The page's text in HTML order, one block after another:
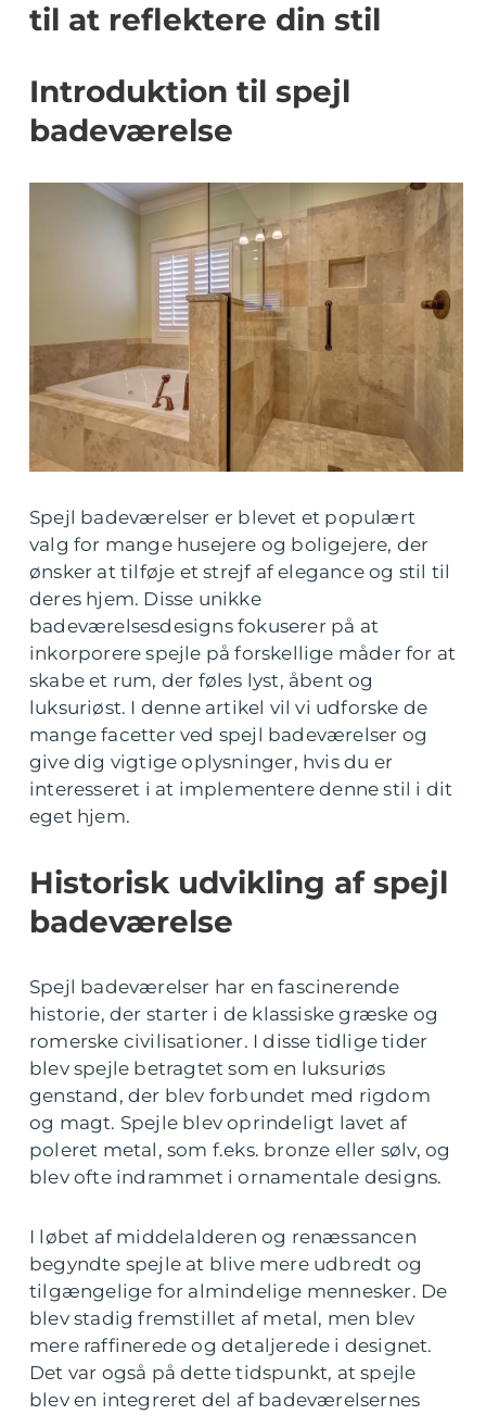
til at reflektere din stil
Introduktion til spejl
badeværelse
Spejl badeværelser er blevet et populært
valg for mange husejere og boligejere, der
ønsker at tilføje et strejf af elegance og stil til
deres hjem. Disse unikke
badeværelsesdesigns fokuserer på at
inkorporere spejle på forskellige måder for at
skabe et rum, der føles lyst, åbent og
luksuriøst. I denne artikel vil vi udforske de
mange facetter ved spejl badeværelser og
give dig vigtige oplysninger, hvis du er
interesseret i at implementere denne stil i dit
eget hjem.
Historisk udvikling af spejl
badeværelse
Spejl badeværelser har en fascinerende
historie, der starter i de klassiske græske og
romerske civilisationer. I disse tidlige tider
blev spejle betragtet som en luksuriøs
genstand, der blev forbundet med rigdom
og magt. Spejle blev oprindeligt lavet af
poleret metal, som f.eks. bronze eller sølv, og
blev ofte indrammet i ornamentale designs.
I løbet af middelalderen og renæssancen
begyndte spejle at blive mere udbredt og
tilgængelige for almindelige mennesker. De
blev stadig fremstillet af metal, men blev
mere raffinerede og detaljerede i designet.
Det var også på dette tidspunkt, at spejle
blev en integreret del af badeværelsernes